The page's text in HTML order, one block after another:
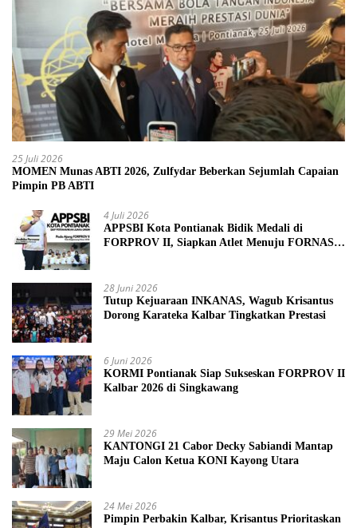
25 Juli 2026
MOMEN Munas ABTI 2026, Zulfydar Beberkan Sejumlah Capaian
Pimpin PB ABTI
4 Juli 2026
APPSBI Kota Pontianak Bidik Medali di
FORPROV II, Siapkan Atlet Menuju FORNAS
28 Juni 2026
Tutup Kejuaraan INKANAS, Wagub Krisantus
Dorong Karateka Kalbar Tingkatkan Prestasi
6 Juni 2026
KORMI Pontianak Siap Sukseskan FORPROV II
Kalbar 2026 di Singkawang
29 Mei 2026
KANTONGI 21 Cabor Decky Sabiandi Mantap
Maju Calon Ketua KONI Kayong Utara
24 Mei 2026
Pimpin Perbakin Kalbar, Krisantus Prioritaskan